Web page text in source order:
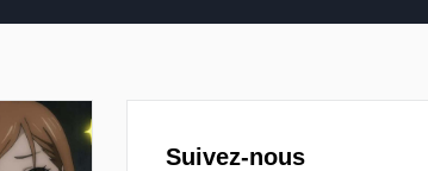
Suivez-nous